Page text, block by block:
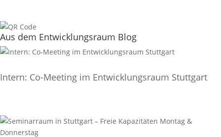
Aus dem Entwicklungsraum Blog
Intern: Co-Meeting im Entwicklungsraum Stuttgart